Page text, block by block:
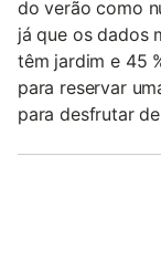
do verão como
já que os dados
têm jardim e 45
para reservar
para desfrutar